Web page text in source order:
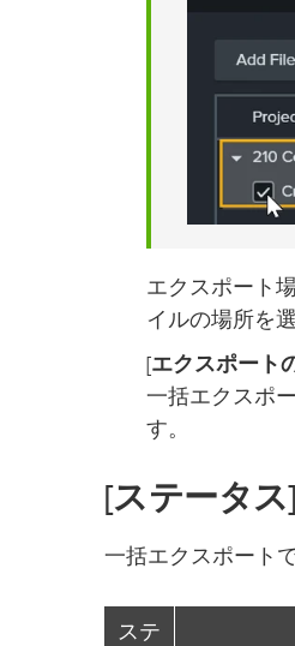
エクスポート
イルの場所を
[エクスポート
一括エクスポ
す。
[ステータス
一括エクスポート
ステ